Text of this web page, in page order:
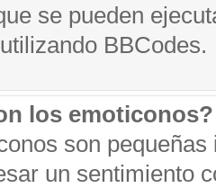
se pueden
BBCodes.
los emoticonos?
son
un sentimiento